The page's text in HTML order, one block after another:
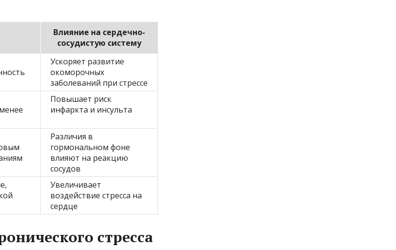
Влияние на сердечно-
сосудистую систему
Ускоряет развитие
окоморочных
заболеваний при стрессе
Повышает риск
инфаркта и инсульта
Различия в
гормональном фоне
влияют на реакцию
сосудов
Увеличивает
воздействие стресса на
сердце
стресса